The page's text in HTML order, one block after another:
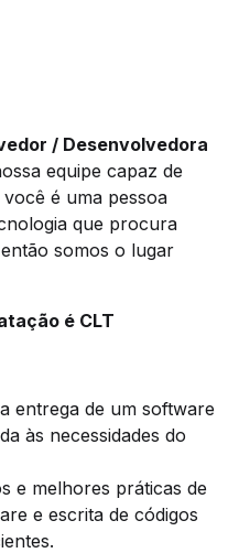
/ Desenvolvedora
equipe capaz de
é uma pessoa
que procura
somos o lugar
é CLT
entrega de um software
às necessidades do
e melhores práticas de
e escrita de códigos